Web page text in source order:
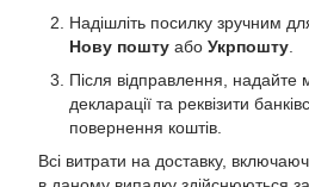
Надішліть посилку зручним
Нову пошту або Укрпошту
Після відправлення,
декларації та реквізити
повернення коштів.
Всі витрати на доставку,